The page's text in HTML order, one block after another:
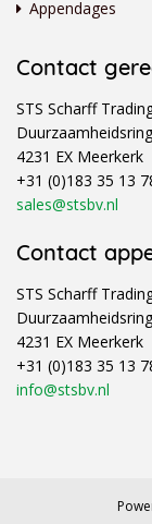
Appendages
Contact
STS Scharff
4231 EX Meerkerk
+31 (0)183 35 13
sales@stsbv.nl
Contact
STS Scharff
4231 EX Meerkerk
+31 (0)183 35 13
info@stsbv.nl